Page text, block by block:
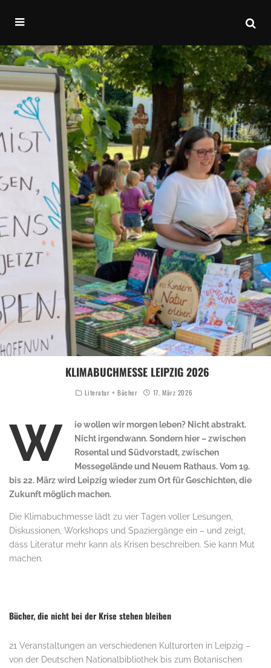
KLIMABUCHMESSE LEIPZIG 2026
Literatur + Bücher 17. März 2026
W
ie wollen wir morgen leben? Nicht abstrakt.
Nicht irgendwann. Sondern hier – zwischen
Rosental und Südvorstadt, zwischen
Messegelände und Neuem Rathaus. Vom 19.
bis 22. März wird Leipzig wieder zum Ort für Geschichten, die
Zukunft möglich machen.
Die Klimabuchmesse lädt zu vier Tagen voller Lesungen,
Diskussionen, Workshops und Spaziergänge ein – und zeigt,
dass Literatur mehr kann als Krisen beschreiben. Sie kann Mut
machen.
Bücher, die nicht bei der Krise stehen bleiben
21 Veranstaltungen an verschiedenen Kulturorten in Leipzig –
von der Deutschen Nationalbibliothek bis zum Botanischen